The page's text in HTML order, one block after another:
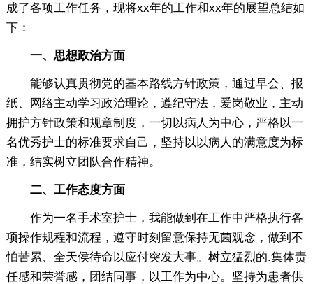
成了各项工作任务，现将xx年的工作和xx年的展望总结如
下：
一、思想政治方面
能够认真贯彻党的基本路线方针政策，通过早会、报
纸、网络主动学习政治理论，遵纪守法，爱岗敬业，主动
拥护方针政策和规章制度，一切以病人为中心，严格以一
名优秀护士的标准要求自己，坚持以以病人的满意度为标
准，结实树立团队合作精神。
二、工作态度方面
作为一名手术室护士，我能做到在工作中严格执行各
项操作规程和流程，遵守时刻留意保持无菌观念，做到不
怕苦累、全天侯待命以应付突发大事。树立猛烈的.集体责
任感和荣誉感，团结同事，以工作为中心。坚持为患者供